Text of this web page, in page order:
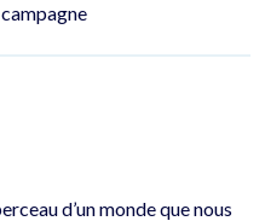
d’un monde que nous